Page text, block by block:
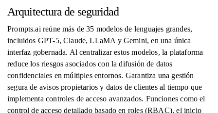
Arquitectura de seguridad
Prompts.ai reúne más de 35 modelos de lenguajes grandes,
incluidos GPT-5, Claude, LLaMA y Gemini, en una única
interfaz gobernada. Al centralizar estos modelos, la plataforma
reduce los riesgos asociados con la difusión de datos
confidenciales en múltiples entornos. Garantiza una gestión
segura de avisos propietarios y datos de clientes al tiempo que
implementa controles de acceso avanzados. Funciones como el
control de acceso detallado basado en roles (RBAC), el inicio